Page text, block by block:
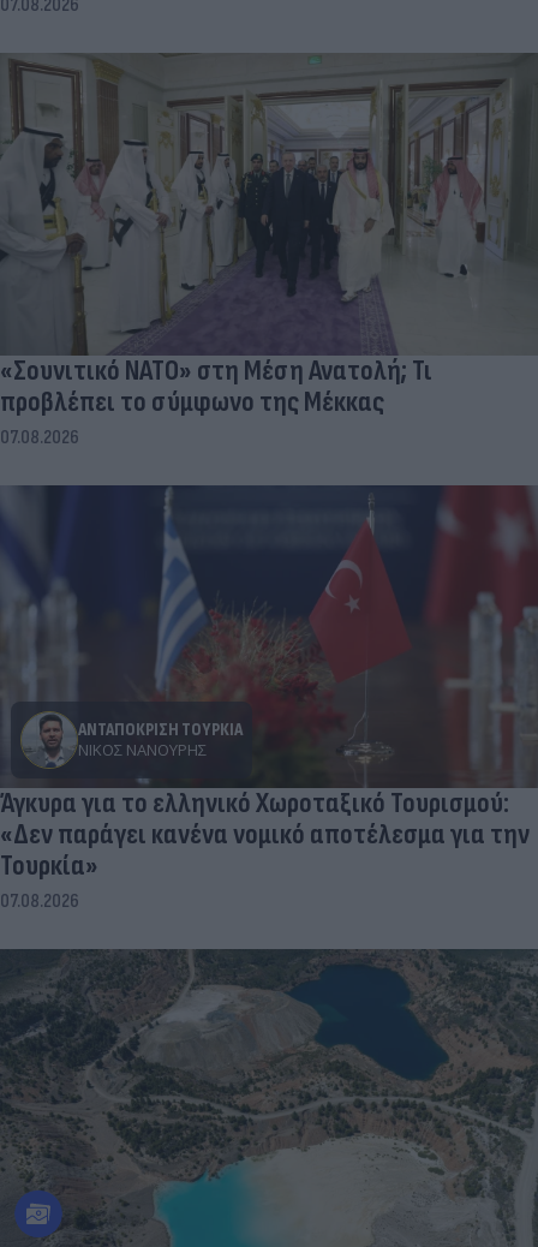
07.08.2026
«Σουνιτικό ΝΑΤΟ» στη Μέση Ανατολή; Τι
προβλέπει το σύμφωνο της Μέκκας
07.08.2026
ΑΝΤΑΠΟΚΡΙΣΗ ΤΟΥΡΚΙΑ
ΝΊΚΟΣ ΝΑΝΟΎΡΗΣ
Άγκυρα για το ελληνικό Χωροταξικό Τουρισμού:
«Δεν παράγει κανένα νομικό αποτέλεσμα για την
Τουρκία»
07.08.2026